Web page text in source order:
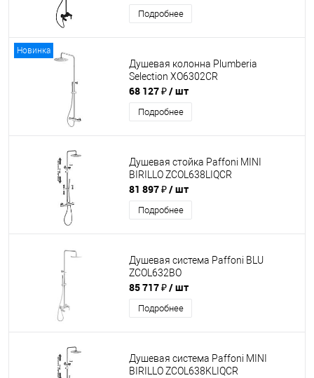
Подробнее
Новинка
Душевая колонна Plumberia
Selection XO6302CR
68 127 ₽/ шт
Подробнее
Душевая стойка Paffoni MINI
BIRILLO ZCOL638LIQCR
81 897 ₽/ шт
Подробнее
Душевая система Paffoni BLU
ZCOL632BO
85 717 ₽/ шт
Подробнее
Душевая система Paffoni MINI
BIRILLO ZCOL638KLIQCR